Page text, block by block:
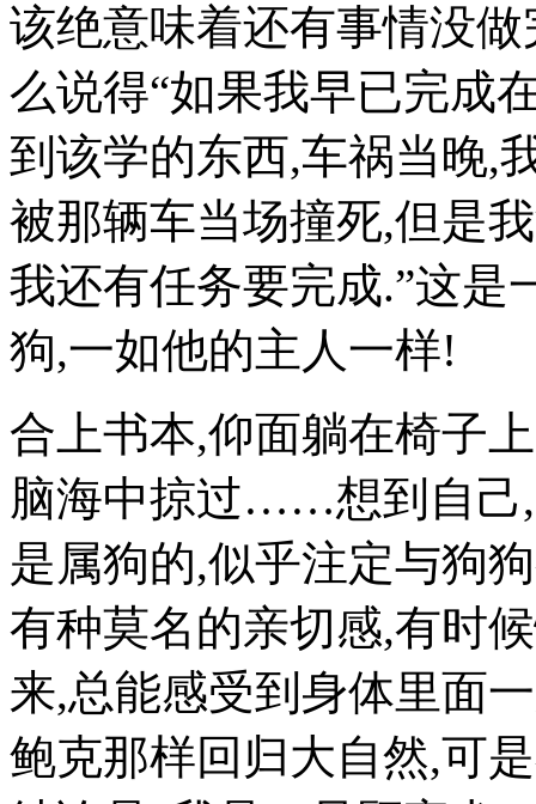
该绝意味着还有事情没
么说得“如果我早已完成
到该学的东西,车祸当晚,
被那辆车当场撞死,但是
我还有任务要完成.”这是
狗,一如他的主人一样!
合上书本,仰面躺在椅子
脑海中掠过……想到自己
是属狗的,似乎注定与狗
有种莫名的亲切感,有时
来,总能感受到身体里面
鲍克那样回归大自然,可